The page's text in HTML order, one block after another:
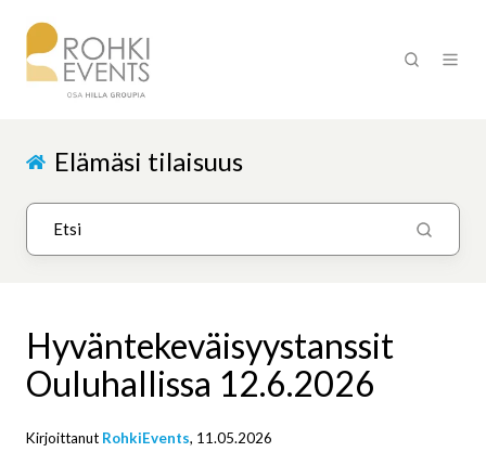
Elämäsi tilaisuus
Hyväntekeväisyystanssit
Ouluhallissa 12.6.2026
Kirjoittanut RohkiEvents, 11.05.2026